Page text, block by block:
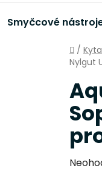
Smyčcové
Domů
/
Nylgut